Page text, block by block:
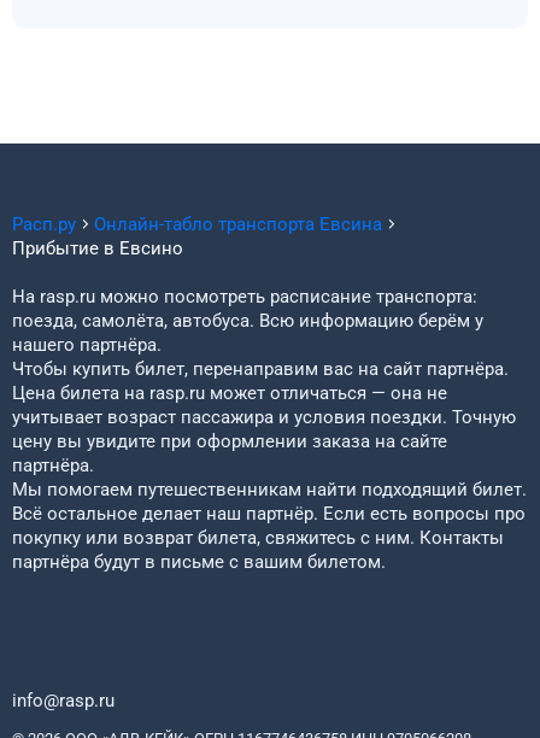
Расп.ру Онлайн-табло транспорта Евсина
Прибытие в Евсино
На rasp.ru можно посмотреть расписание транспорта:
поезда, самолёта, автобуса. Всю информацию берём у
нашего партнёра.
Чтобы купить билет, перенаправим вас на сайт партнёра.
Цена билета на rasp.ru может отличаться — она не
учитывает возраст пассажира и условия поездки. Точную
цену вы увидите при оформлении заказа на сайте
партнёра.
Мы помогаем путешественникам найти подходящий билет.
Всё остальное делает наш партнёр. Если есть вопросы про
покупку или возврат билета, свяжитесь с ним. Контакты
партнёра будут в письме с вашим билетом.
info@rasp.ru